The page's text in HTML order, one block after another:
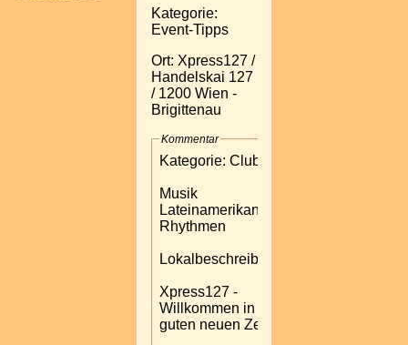
Kategorie:
Event-Tipps
Ort: Xpress127 /
Handelskai 127
/ 1200 Wien -
Brigittenau
Kommentar
Kategorie: Club
Musik
Lateinamerikanische
Rhythmen
Lokalbeschreibung:
Xpress127 -
Willkommen in der
guten neuen Zeit!